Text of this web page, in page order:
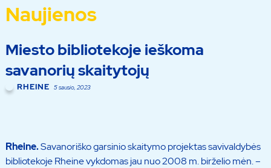
Naujienos
Miesto bibliotekoje ieškoma
savanorių skaitytojų
RHEINE 5 sausio, 2023
Rheine.Savanoriško garsinio skaitymo projektas savivaldybės
bibliotekoje Rheine vykdomas jau nuo 2008 m. birželio mėn. –